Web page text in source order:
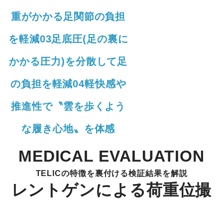
重がかかる足関節の負担
を軽減03足底圧(足の裏に
かかる圧力)を分散 して足
の負担を軽減04軽快感や
推進性で〝雲を歩くよう
な履き心地〟を体感
MEDICAL EVALUATION
TELICの特徴を裏付ける検証結果を解説
レントゲンによる荷重位撮